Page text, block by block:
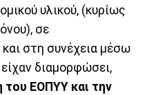
υλικού, (κυρίως
σε
στη συνέχεια μέσω
διαμορφώσει,
του ΕΟΠΥΥ και την